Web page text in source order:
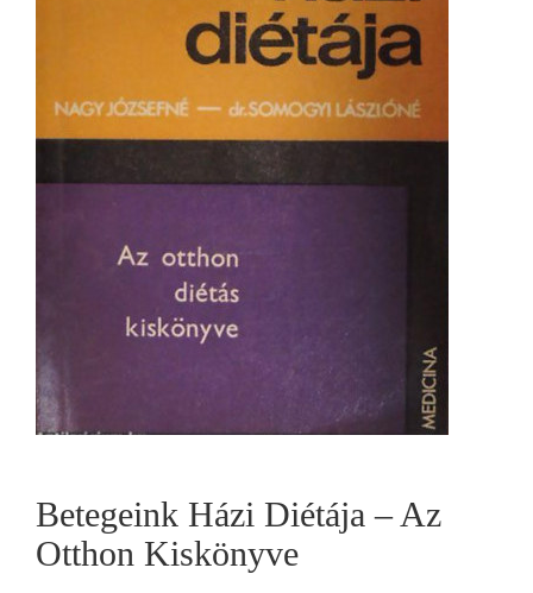
Betegeink Házi Diétája – Az
Otthon Kiskönyve